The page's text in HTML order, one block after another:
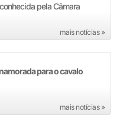
pela Câmara
mais notícias »
para o cavalo
mais notícias »